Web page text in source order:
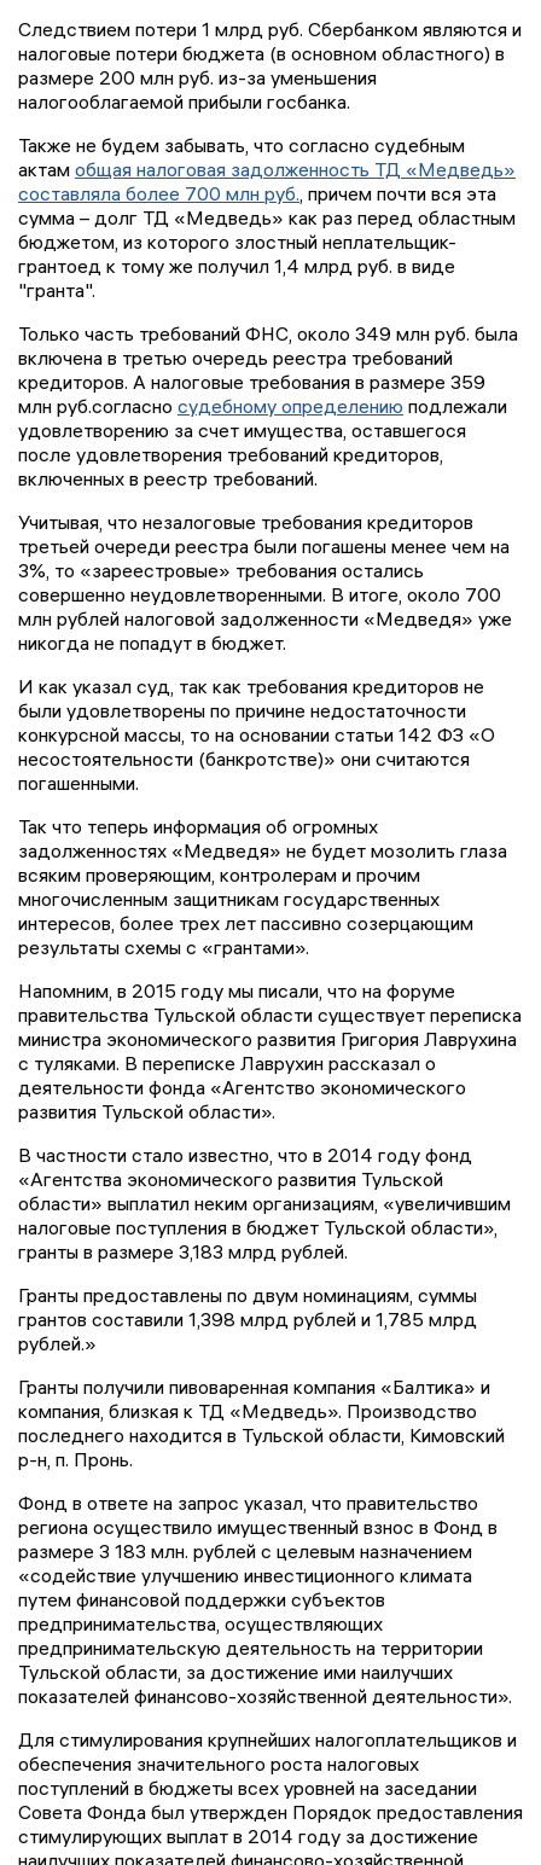
Следствием потери 1 млрд руб. Сбербанком являются и
налоговые потери бюджета (в основном областного) в
размере 200 млн руб. из-за уменьшения
налогооблагаемой прибыли госбанка.
Также не будем забывать, что согласно судебным
актам общая налоговая задолженность ТД «Медведь»
составляла более 700 млн руб., причем почти вся эта
сумма – долг ТД «Медведь» как раз перед областным
бюджетом, из которого злостный неплательщик-
грантоед к тому же получил 1,4 млрд руб. в виде
"гранта".
Только часть требований ФНС, около 349 млн руб. была
включена в третью очередь реестра требований
кредиторов. А налоговые требования в размере 359
млн руб.согласно судебному определению подлежали
удовлетворению за счет имущества, оставшегося
после удовлетворения требований кредиторов,
включенных в реестр требований.
Учитывая, что незалоговые требования кредиторов
третьей очереди реестра были погашены менее чем на
3%, то «зареестровые» требования остались
совершенно неудовлетворенными. В итоге, около 700
млн рублей налоговой задолженности «Медведя» уже
никогда не попадут в бюджет.
И как указал суд, так как требования кредиторов не
были удовлетворены по причине недостаточности
конкурсной массы, то на основании статьи 142 ФЗ «О
несостоятельности (банкротстве)» они считаются
погашенными.
Так что теперь информация об огромных
задолженностях «Медведя» не будет мозолить глаза
всяким проверяющим, контролерам и прочим
многочисленным защитникам государственных
интересов, более трех лет пассивно созерцающим
результаты схемы с «грантами».
Напомним, в 2015 году мы писали, что на форуме
правительства Тульской области существует переписка
министра экономического развития Григория Лаврухина
с туляками. В переписке Лаврухин рассказал о
деятельности фонда «Агентство экономического
развития Тульской области».
В частности стало известно, что в 2014 году фонд
«Агентства экономического развития Тульской
области» выплатил неким организациям, «увеличившим
налоговые поступления в бюджет Тульской области»,
гранты в размере 3,183 млрд рублей.
Гранты предоставлены по двум номинациям, суммы
грантов составили 1,398 млрд рублей и 1,785 млрд
рублей.»
Гранты получили пивоваренная компания «Балтика» и
компания, близкая к ТД «Медведь». Производство
последнего находится в Тульской области, Кимовский
р-н, п. Пронь.
Фонд в ответе на запрос указал, что правительство
региона осуществило имущественный взнос в Фонд в
размере 3 183 млн. рублей с целевым назначением
«содействие улучшению инвестиционного климата
путем финансовой поддержки субъектов
предпринимательства, осуществляющих
предпринимательскую деятельность на территории
Тульской области, за достижение ими наилучших
показателей финансово-хозяйственной деятельности».
Для стимулирования крупнейших налогоплательщиков и
обеспечения значительного роста налоговых
поступлений в бюджеты всех уровней на заседании
Совета Фонда был утвержден Порядок предоставления
стимулирующих выплат в 2014 году за достижение